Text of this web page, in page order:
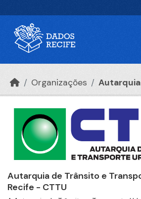
Organizações
Autarquia de Trânsito e
Recife - CTTU